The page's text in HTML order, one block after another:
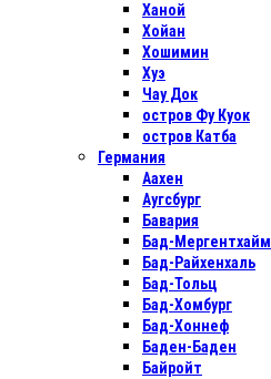
Ханой
Хойан
Хошимин
Хуэ
Чау Док
остров Фу Куок
остров Катба
Германия
Аахен
Аугсбург
Бавария
Бад-Мергентхайм
Бад-Райхенхаль
Бад-Тольц
Бад-Хомбург
Бад-Хоннеф
Баден-Баден
Байройт